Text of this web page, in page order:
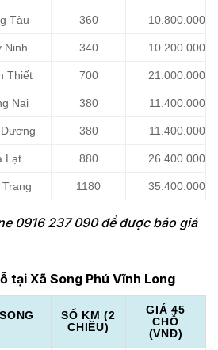
Tàu 360 10.800.000
Ninh 340 10.200.000
Thiết 700 21.000.000
Nai 380 11.400.000
380 11.400.000
Lạt 880 26.400.000
1180 35.400.000
0916 237 090 để được báo giá
tại Xã Song Phú Vĩnh Long
SỐ KM (2
CHIỀU)
GIÁ 45
CHỖ
(VNĐ)